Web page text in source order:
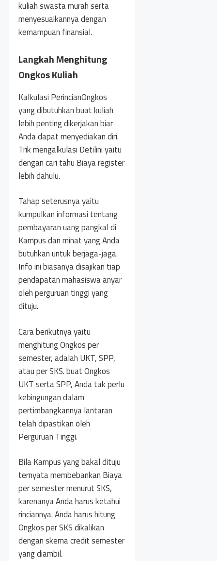
kuliah swasta murah serta
menyesuaikannya dengan
kemampuan finansial.
Langkah Menghitung
Ongkos Kuliah
Kalkulasi PerincianOngkos
yang dibutuhkan buat kuliah
lebih penting dikerjakan biar
Anda dapat menyediakan diri.
Trik mengalkulasi Detilini yaitu
dengan cari tahu Biaya register
lebih dahulu.
Tahap seterusnya yaitu
kumpulkan informasi tentang
pembayaran uang pangkal di
Kampus dan minat yang Anda
butuhkan untuk berjaga-jaga.
Info ini biasanya disajikan tiap
pendapatan mahasiswa anyar
oleh perguruan tinggi yang
dituju.
Cara berikutnya yaitu
menghitung Ongkos per
semester, adalah UKT, SPP,
atau per SKS. buat Ongkos
UKT serta SPP, Anda tak perlu
kebingungan dalam
pertimbangkannya lantaran
telah dipastikan oleh
Perguruan Tinggi.
Bila Kampus yang bakal dituju
ternyata membebankan Biaya
per semester menurut SKS,
karenanya Anda harus ketahui
rinciannya. Anda harus hitung
Ongkos per SKS dikalikan
dengan skema credit semester
yang diambil.